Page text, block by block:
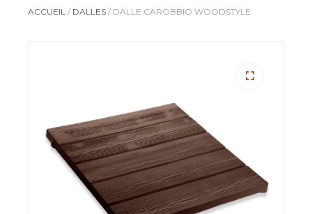
ACCUEIL / DALLES / DALLE CAROBBIO WOODSTYLE